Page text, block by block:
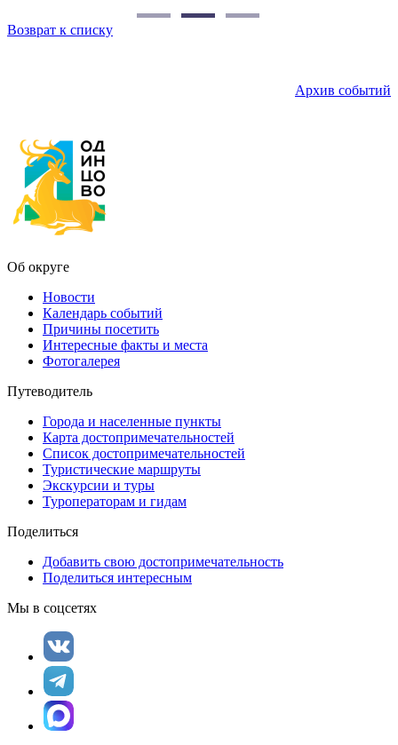
Возврат к списку
Архив событий
Об округе
Новости
Календарь событий
Причины посетить
Интересные факты и места
Фотогалерея
Путеводитель
Города и населенные пункты
Карта достопримечательностей
Список достопримечательностей
Туристические маршруты
Экскурсии и туры
Туроператорам и гидам
Поделиться
Добавить свою достопримечательность
Поделиться интересным
Мы в соцсетях